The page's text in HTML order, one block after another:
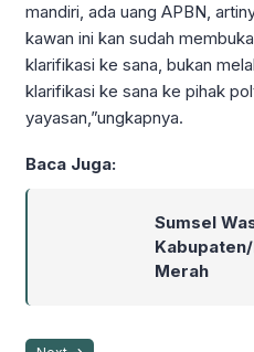
mandiri, ada uang APBN,
kawan ini kan sudah
klarifikasi ke sana, bukan
klarifikasi ke sana ke pihak
yayasan,”ungkapnya.
Baca Juga:
Sumsel
Merah